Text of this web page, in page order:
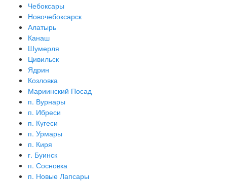
Чебоксары
Новочебоксарск
Алатырь
Канаш
Шумерля
Цивильск
Ядрин
Козловка
Мариинский Посад
п. Вурнары
п. Ибреси
п. Кугеси
п. Урмары
п. Киря
г. Буинск
п. Сосновка
п. Новые Лапсары